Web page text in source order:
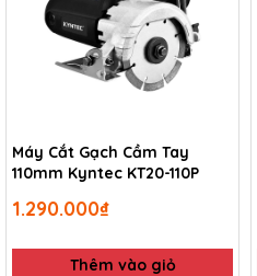
Máy Cắt Gạch Cầm Tay
110mm Kyntec KT20-110P
1.290.000₫
Thêm vào giỏ